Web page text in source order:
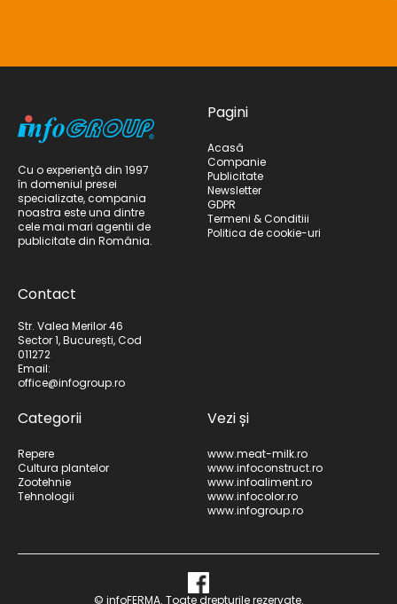
Cu o experienţă din 1997
în domeniul presei
specializate, compania
noastra este una dintre
cele mai mari agentii de
publicitate din România.
Contact
Str. Valea Merilor 46
Sector 1, București, Cod
011272
Email:
office@infogroup.ro
Pagini
Acasă
Companie
Publicitate
Newsletter
GDPR
Termeni & Conditiii
Politica de cookie-uri
Categorii
Repere
Cultura plantelor
Zootehnie
Tehnologii
Vezi și
www.meat-milk.ro
www.infoconstruct.ro
www.infoaliment.ro
www.infocolor.ro
www.infogroup.ro
© infoFERMA. Toate drepturile rezervate.